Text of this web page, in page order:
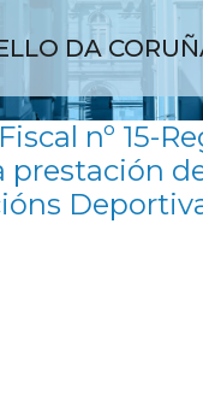
DA
nº 15-
prestación